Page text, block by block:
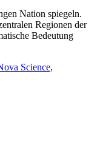
Nation spiegeln.
Regionen der
Bedeutung
Science,